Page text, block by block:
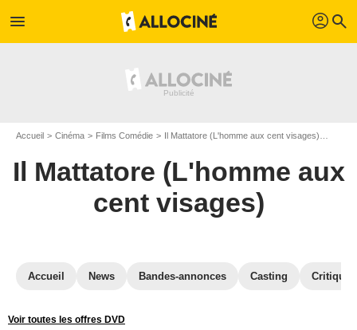
menu profil search
Accueil Cinéma Films Comédie Il Mattatore (L'homme aux cent visages)
Il Mattatore (L'homme aux
cent visages)
Accueil News Bandes-annonces Casting
Voir toutes les offres DVD